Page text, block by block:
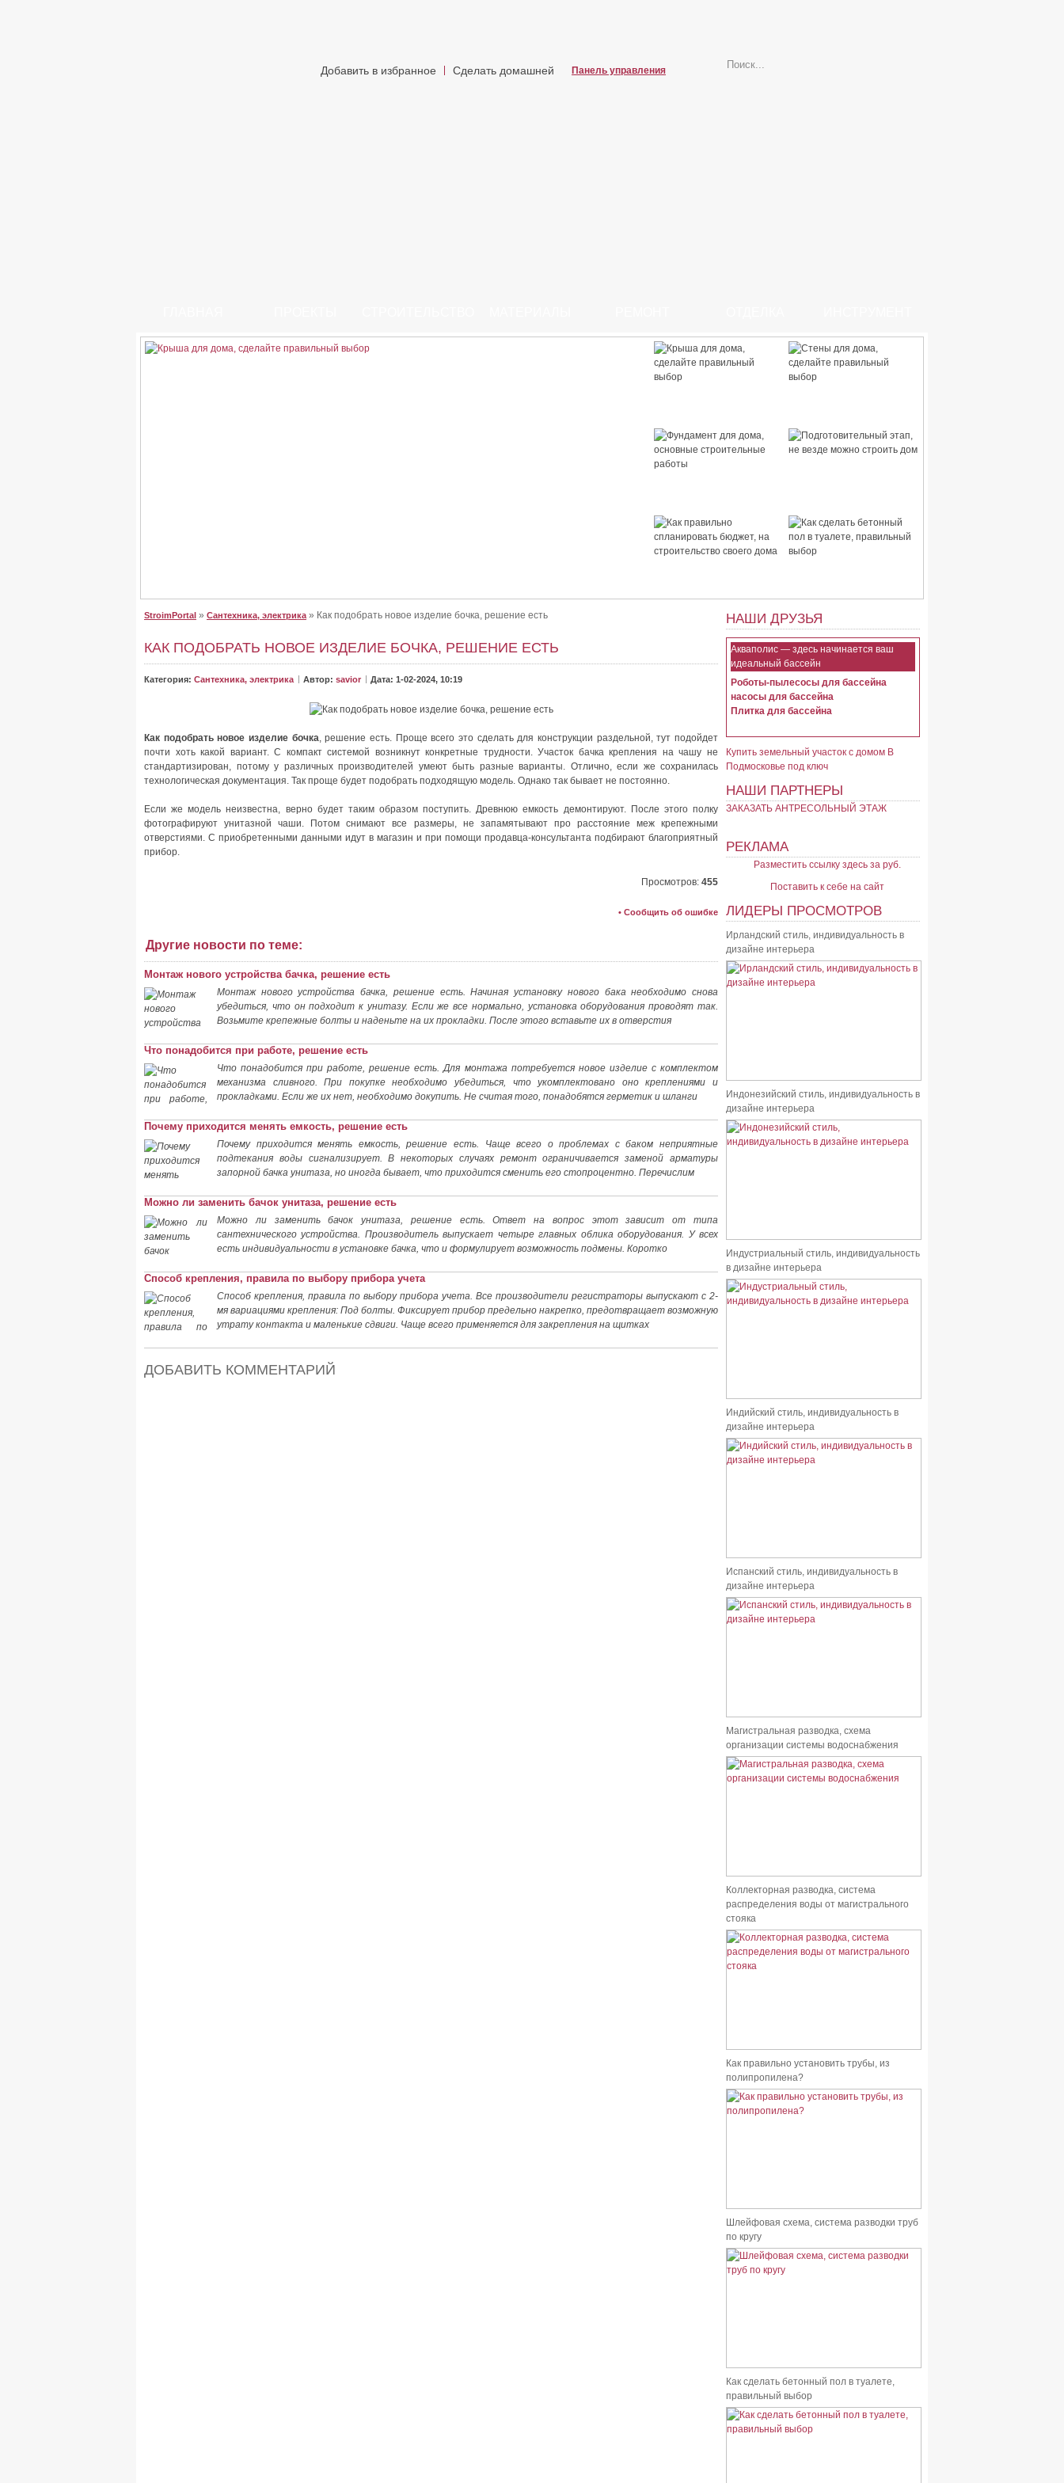
Добавить в избранное Сделать домашней Панель управления
строительство своего
выбор
StroimPortal » Сантехника, электрика» Как подобрать новое изделие бочка, решение есть
КАК ПОДОБРАТЬ НОВОЕ ИЗДЕЛИЕ БОЧКА, РЕШЕНИЕ ЕСТЬ
Категория: Сантехника, электрика Автор: savior Дата: 1-02-2024, 10:19
Как подобрать новое изделие бочка, решение есть. Проще всего это сделать для конструкции раздельной, тут подойдет
почти хоть какой вариант. С компакт системой возникнут конкретные трудности. Участок бачка крепления на чашу не
стандартизирован, потому у различных производителей умеют быть разные варианты. Отлично, если же сохранилась
технологическая документация. Так проще будет подобрать подходящую модель. Однако так бывает не постоянно.
Если же модель неизвестна, верно будет таким образом поступить. Древнюю емкость демонтируют. После этого полку
фотографируют унитазной чаши. Потом снимают все размеры, не запамятывают про расстояние меж крепежными
отверстиями. С приобретенными данными идут в магазин и при помощи продавца-консультанта подбирают благоприятный
прибор.
Просмотров: 455
• Сообщить об ошибке
Другие новости по теме:
Монтаж нового устройства бачка, решение есть
Монтаж нового устройства бачка, решение есть. Начиная установку нового бака необходимо снова
убедиться, что он подходит к унитазу. Если же все нормально, установка оборудования проводят так.
Возьмите крепежные болты и наденьте на их прокладки. После этого вставьте их в отверстия
Что понадобится при работе, решение есть
Что понадобится при работе, решение есть. Для монтажа потребуется новое изделие с комплектом
механизма сливного. При покупке необходимо убедиться, что укомплектовано оно креплениями и
прокладками. Если же их нет, необходимо докупить. Не считая того, понадобятся герметик и шланги
Почему приходится менять емкость, решение есть
Почему приходится менять емкость, решение есть. Чаще всего о проблемах с баком неприятные
подтекания воды сигнализирует. В некоторых случаях ремонт ограничивается заменой арматуры
запорной бачка унитаза, но иногда бывает, что приходится сменить его стопроцентно. Перечислим
Можно ли заменить бачок унитаза, решение есть
Можно ли заменить бачок унитаза, решение есть. Ответ на вопрос этот зависит от типа
сантехнического устройства. Производитель выпускает четыре главных облика оборудования. У всех
есть индивидуальности в установке бачка, что и формулирует возможность подмены. Коротко
Способ крепления, правила по выбору прибора учета
Способ крепления, правила по выбору прибора учета. Все производители регистраторы выпускают с 2-
мя вариациями крепления: Под болты. Фиксирует прибор предельно накрепко, предотвращает возможную
утрату контакта и маленькие сдвиги. Чаще всего применяется для закрепления на щитках
ДОБАВИТЬ КОММЕНТАРИЙ
НАШИ ДРУЗЬЯ
Акваполис — здесь начинается ваш
идеальный бассейн
Роботы-пылесосы для бассейна
насосы для бассейна
Плитка для бассейна
Купить земельный участок с домом В
Подмосковье под ключ
НАШИ ПАРТНЕРЫ
ЗАКАЗАТЬ АНТРЕСОЛЬНЫЙ ЭТАЖ
РЕКЛАМА
Разместить ссылку здесь за руб.
Поставить к себе на сайт
ЛИДЕРЫ ПРОСМОТРОВ
Ирландский стиль, индивидуальность в
дизайне интерьера
Индонезийский стиль, индивидуальность в
дизайне интерьера
Индустриальный стиль, индивидуальность
в дизайне интерьера
Индийский стиль, индивидуальность в
дизайне интерьера
Испанский стиль, индивидуальность в
дизайне интерьера
Магистральная разводка, схема
организации системы водоснабжения
Коллекторная разводка, система
распределения воды от магистрального
стояка
Как правильно установить трубы, из
полипропилена?
Шлейфовая схема, система разводки труб
по кругу
Как сделать бетонный пол в туалете,
правильный выбор